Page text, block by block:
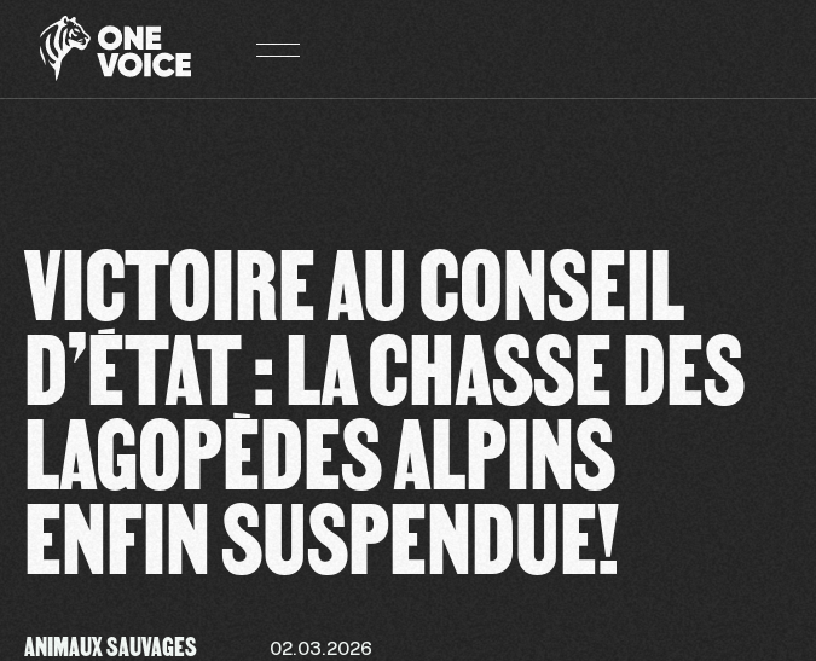
VICTOIRE AU CONSEIL
D’ÉTAT : LA CHASSE DES
LAGOPÈDES ALPINS
ENFIN SUSPENDUE!
ANIMAUX SAUVAGES 02.03.2026